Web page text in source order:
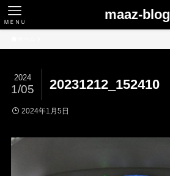
maaz-blog
ＭＥＮＵ
20231212_152410
2024
1/05
2024年1月5日